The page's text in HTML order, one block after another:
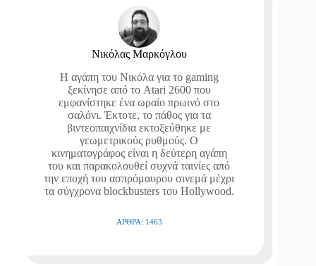
Νικόλας Μαρκόγλου
Η αγάπη του Νικόλα για το gaming
ξεκίνησε από το Atari 2600 που
εμφανίστηκε ένα ωραίο πρωινό στο
σαλόνι. Έκτοτε, το πάθος για τα
βιντεοπαιχνίδια εκτοξεύθηκε με
γεωμετρικούς ρυθμούς. Ο
κινηματογράφος είναι η δεύτερη αγάπη
του και παρακολουθεί συχνά ταινίες από
την εποχή του ασπρόμαυρου σινεμά μέχρι
τα σύγχρονα blockbusters του Hollywood.
ΆΡΘΡΑ: 1463